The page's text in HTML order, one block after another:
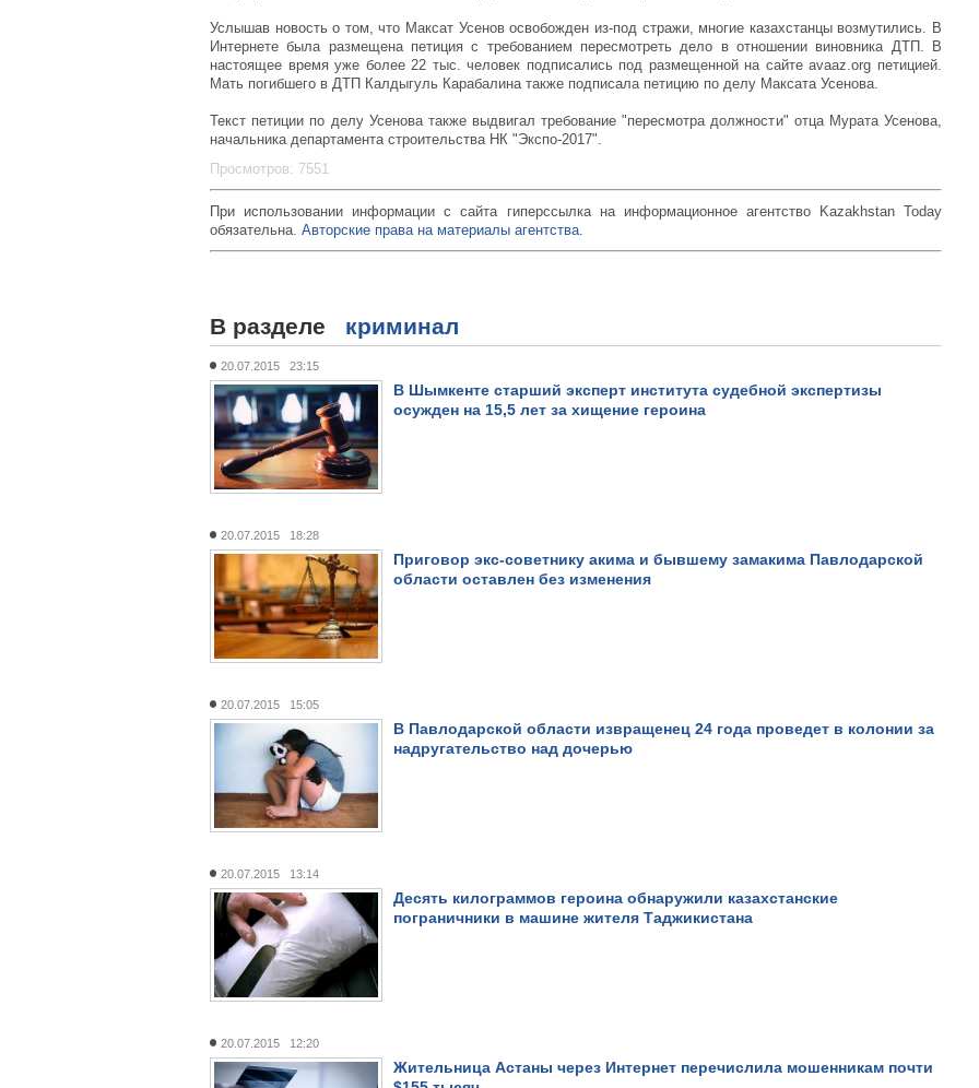
Услышав новость о том, что Максат Усенов освобожден из-под стражи, многие казахстанцы возмутились. В
Интернете была размещена петиция с требованием пересмотреть дело в отношении виновника ДТП. В
настоящее время уже более 22 тыс. человек подписались под размещенной на сайте avaaz.org петицией.
Мать погибшего в ДТП Калдыгуль Карабалина также подписала петицию по делу Максата Усенова.
Текст петиции по делу Усенова также выдвигал требование "пересмотра должности" отца Мурата Усенова,
начальника департамента строительства НК "Экспо-2017".
Просмотров: 7551
При использовании информации с сайта гиперссылка на информационное агентство Kazakhstan Today
обязательна. Авторские права на материалы агентства.
В разделе криминал
20.07.2015 23:15
В Шымкенте старший эксперт института судебной экспертизы
осужден на 15,5 лет за хищение героина
20.07.2015 18:28
Приговор экс-советнику акима и бывшему замакима Павлодарской
области оставлен без изменения
20.07.2015 15:05
В Павлодарской области извращенец 24 года проведет в колонии за
надругательство над дочерью
20.07.2015 13:14
Десять килограммов героина обнаружили казахстанские
пограничники в машине жителя Таджикистана
20.07.2015 12:20
Жительница Астаны через Интернет перечислила мошенникам почти